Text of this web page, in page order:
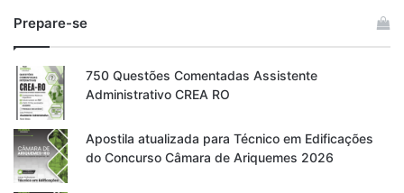
Prepare-se
750 Questões Comentadas Assistente
Administrativo CREA RO
Apostila atualizada para Técnico em Edificações
do Concurso Câmara de Ariquemes 2026